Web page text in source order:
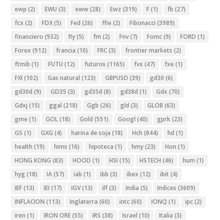
ewp (2) EWU (3) eww(28) Ewz (319) F(1) fb (27)
fcx (2) FDX(5) Fed (26) ffie (2) Fibonacci (3989)
financiero (932) fly(5) fm (2) Fnv(7) Fomc(9) FORD (1)
Forex (912) francia (10) FRC(3) frontier markets (2)
ftmib (1) FUTU (12) futuros (1165) fvx (47) fxe (1)
FXI (102) Gas natural (123) GBPUSD (39) gd30 (6)
gd30d (9) GD35 (3) gd35d (8) gd38d (1) Gdx (70)
Gdxj (15) ggal (218) Ggb (26) gld (3) GLOB (63)
gme (1) GOL(18) Gold (551) Googl (40) gprk(23)
GS (1) GXG (4) harina de soja (18) Hch (844) hd (1)
health (19) hims (16) hipoteca (1) hmy(23) Hon (1)
HONG KONG (83) HOOD (1) HSI (15) HSTECH (46) hum (1)
hyg (18) IA(57) iab (1) ibb (3) ibex (12) ibit (4)
IEF(13) IEI (17) IGV(13) ilf(3) India (5) Indices (3609)
INFLACION (113) Inglaterra (60) intc(60) IONQ (1) ipc(2)
iren (1) IRON ORE(55) IRS (38) Israel (10) Italia (3)